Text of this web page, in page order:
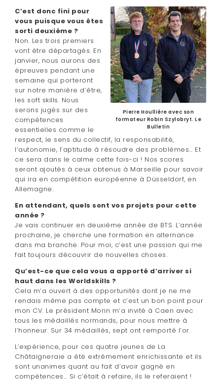
Pierre Houllière avec son
formateur Robin Szylobryt. Le
Bulletin
C’est donc fini pour
vous puisque vous êtes
sorti deuxième ?
Non. Les trois premiers
vont être départagés. En
janvier, nous aurons des
épreuves pendant une
semaine qui porteront
sur notre manière d’être,
les soft skills. Nous
serons jugés sur des
compétences
essentielles comme le
respect, le sens du collectif, la responsabilité,
l’autonomie, l’aptitude à résoudre des problèmes… Et
ce sera dans le calme cette fois-ci ! Nos scores
seront ajoutés à ceux obtenus à Marseille pour savoir
qui ira en compétition européenne à Düsseldorf, en
Allemagne.
En attendant, quels sont vos projets pour cette
année ?
Je vais continuer en deuxième année de BTS. L’année
prochaine, je cherche une formation en alternance
dans ma branche. Pour moi, c’est une passion qui me
fait toujours découvrir de nouvelles choses.
Qu’est-ce que cela vous a apporté d’arriver si
haut dans les Worldskills ?
Cela m’a ouvert à des opportunités dont je ne me
rendais même pas compte et c’est un bon point pour
mon CV. Le président Morin m’a invité à Caen avec
tous les médaillés normands, pour nous mettre à
l’honneur. Sur 34 médaillés, sept ont remporté l’or.
L’expérience, pour ces quatre jeunes de La
Châtaigneraie a été extrêmement enrichissante et ils
sont unanimes quant au fait d’avoir gagné en
compétences… Si c’était à refaire, ils le referaient !